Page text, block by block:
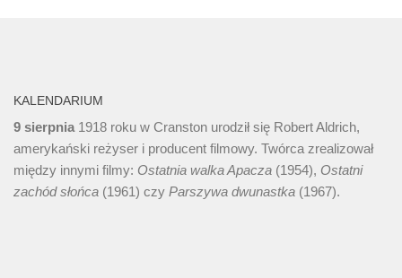
KALENDARIUM
9 sierpnia 1918 roku w Cranston urodził się Robert Aldrich,
amerykański reżyser i producent filmowy. Twórca zrealizował
między innymi filmy: Ostatnia walka Apacza (1954), Ostatni
zachód słońca (1961) czy Parszywa dwunastka (1967).